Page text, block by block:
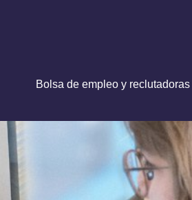
Bolsa de empleo y reclutadoras